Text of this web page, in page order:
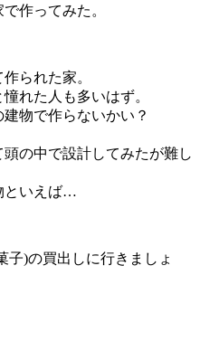
作ってみた。
られた家。
れた人も多いはず。
物で作らないかい？
の中で設計してみたが難し
といえば…
子)の買出しに行きましょ